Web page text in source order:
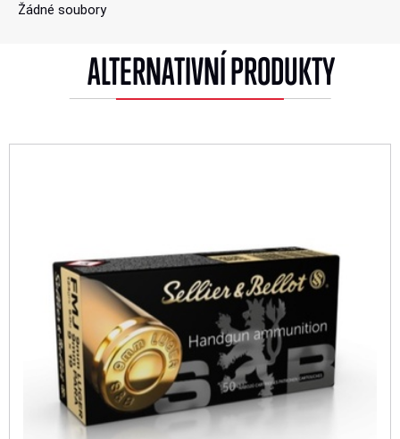
Žádné soubory
ALTERNATIVNÍ PRODUKTY